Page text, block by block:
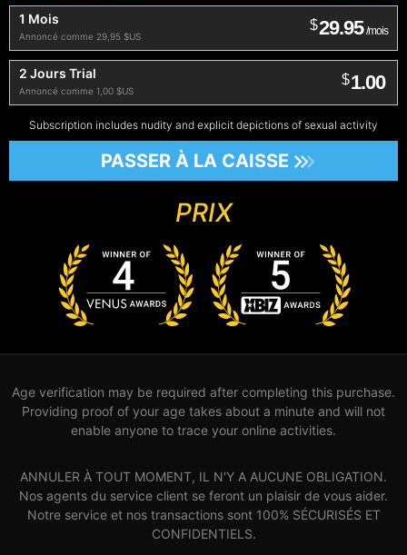
1 Mois
Annoncé comme 29,95 $US
$29.95 /mois
2 Jours Trial
Annoncé comme 1,00 $US
$1.00
Subscription includes nudity and explicit depictions of sexual activity
PASSER À LA CAISSE
PRIX
Age verification may be required after completing this purchase.
Providing proof of your age takes about a minute and will not
enable anyone to trace your online activities.
ANNULER À TOUT MOMENT, IL N'Y A AUCUNE OBLIGATION.
Nos agents du service client se feront un plaisir de vous aider.
Notre service et nos transactions sont 100% SÉCURISÉS ET
CONFIDENTIELS.